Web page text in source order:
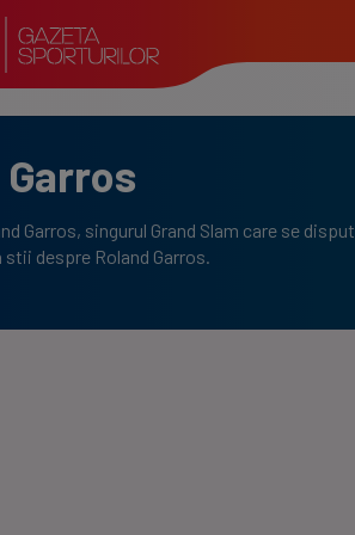
Garros, singurul Grand Slam care se
despre Roland Garros.